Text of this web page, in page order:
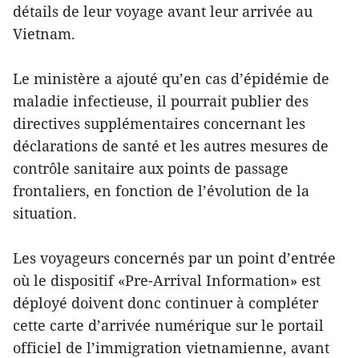
détails de leur voyage avant leur arrivée au
Vietnam.
Le ministère a ajouté qu’en cas d’épidémie de
maladie infectieuse, il pourrait publier des
directives supplémentaires concernant les
déclarations de santé et les autres mesures de
contrôle sanitaire aux points de passage
frontaliers, en fonction de l’évolution de la
situation.
Les voyageurs concernés par un point d’entrée
où le dispositif «Pre-Arrival Information» est
déployé doivent donc continuer à compléter
cette carte d’arrivée numérique sur le portail
officiel de l’immigration vietnamienne, avant